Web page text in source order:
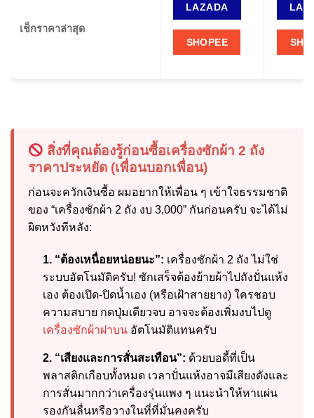
เช็กราคาล่าสุด
LAZADA
SHOPEE
สิ่งที่คุณต้องรู้ก่อนซื้อเครื่องซักผ้า 2 ถัง
ราคาประหยัด (เพื่อนบอกเพื่อน)
ก่อนจะควักเงินซื้อ ผมอยากให้เพื่อน ๆ เข้าใจธรรมชาติ
ของ “เครื่องซักผ้า 2 ถัง งบ 3,000” กันก่อนครับ จะได้ไม่
ผิดหวังทีหลัง:
1. “ต้องเหนื่อยหน่อยนะ”: เครื่องซักผ้า 2 ถัง ไม่ใช่
ระบบอัตโนมัติครับ! ซักเสร็จต้องย้ายผ้าไปถังปั่นแห้ง
เอง ต้องเปิด-ปิดน้ำเอง (หรือเฝ้าสายยาง) ใครชอบ
ความสบาย กดปุ่มเดียวจบ อาจจะต้องเพิ่มงบไปดู
เครื่องซักผ้าฝาบนอัตโนมัติแทนครับ
2. “เสียงและการสั่นสะเทือน”: ด้วยบอดี้ที่เป็น
พลาสติกเกือบทั้งหมด เวลาปั่นแห้งอาจมีเสียงดังและ
การสั่นมากกว่าเครื่องรุ่นแพง ๆ แนะนำให้หาแผ่น
รองกันลื่นหรือวางในที่ที่มั่นคงครับ